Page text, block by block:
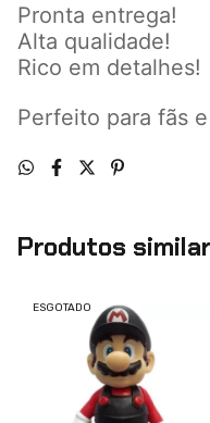
Pronta entrega!
Alta qualidade!
Rico em detalhes!
Perfeito para fãs
Produtos
ESGOTADO